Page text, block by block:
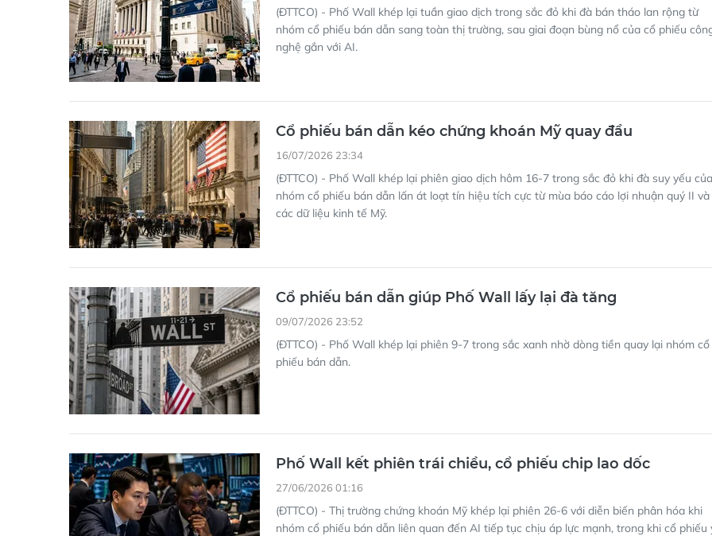
(ĐTTCO) - Phố Wall khép lại tuần giao dịch trong sắc đỏ khi đà bán tháo lan rộng từ
nhóm cổ phiếu bán dẫn sang toàn thị trường, sau giai đoạn bùng nổ của cổ phiếu
nghệ gắn với AI.
Cổ phiếu bán dẫn kéo chứng khoán Mỹ quay đầu
16/07/2026 23:34
(ĐTTCO) - Phố Wall khép lại phiên giao dịch hôm 16-7 trong sắc đỏ khi đà suy yếu của
nhóm cổ phiếu bán dẫn lấn át loạt tín hiệu tích cực từ mùa báo cáo lợi nhuận quý II và
các dữ liệu kinh tế Mỹ.
Cổ phiếu bán dẫn giúp Phố Wall lấy lại đà tăng
09/07/2026 23:52
(ĐTTCO) - Phố Wall khép lại phiên 9-7 trong sắc xanh nhờ dòng tiền quay lại nhóm cổ
phiếu bán dẫn.
Phố Wall kết phiên trái chiều, cổ phiếu chip lao dốc
27/06/2026 01:16
(ĐTTCO) - Thị trường chứng khoán Mỹ khép lại phiên 26-6 với diễn biến phân hóa khi
nhóm cổ phiếu bán dẫn liên quan đến AI tiếp tục chịu áp lực mạnh, trong khi cổ phiếu